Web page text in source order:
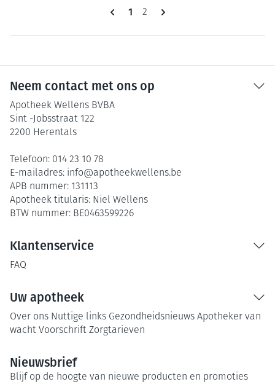
Pagina's
U lees momenteel pagina
1 Pagina
2
Neem contact met ons op
Apotheek Wellens BVBA
Sint -Jobsstraat 122
2200 Herentals
Telefoon: 014 23 10 78
E-mailadres: info@apotheekwellens.be
APB nummer: 131113
Apotheek titularis: Niel Wellens
BTW nummer: BE0463599226
Klantenservice
FAQ
Uw apotheek
Over ons Nuttige links Gezondheidsnieuws Apotheker van
wacht Voorschrift Zorgtarieven
Nieuwsbrief
Blijf op de hoogte van nieuwe producten en promoties